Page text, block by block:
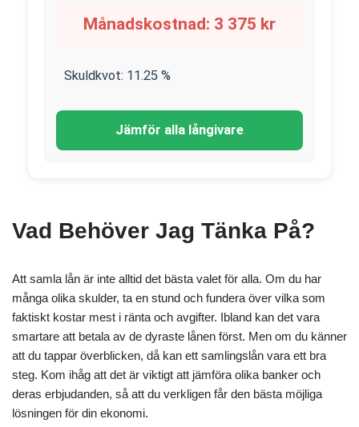
Månadskostnad: 3 375 kr
Skuldkvot: 11.25 %
Jämför alla långivare
Vad Behöver Jag Tänka På?
Att samla lån är inte alltid det bästa valet för alla. Om du har
många olika skulder, ta en stund och fundera över vilka som
faktiskt kostar mest i ränta och avgifter. Ibland kan det vara
smartare att betala av de dyraste lånen först. Men om du känner
att du tappar överblicken, då kan ett samlingslån vara ett bra
steg. Kom ihåg att det är viktigt att jämföra olika banker och
deras erbjudanden, så att du verkligen får den bästa möjliga
lösningen för din ekonomi.